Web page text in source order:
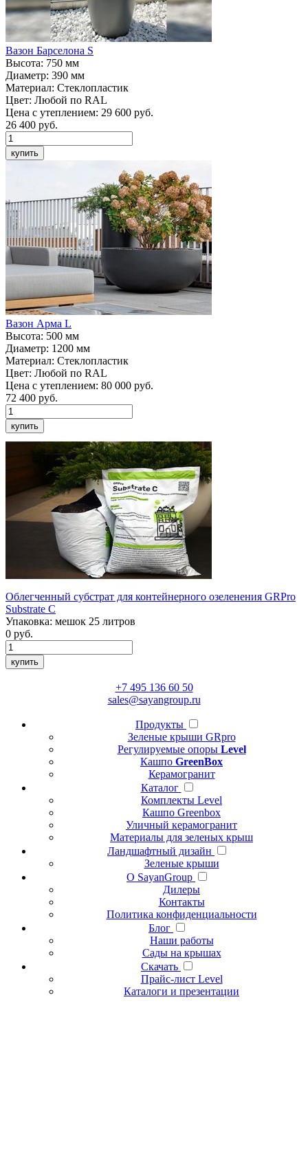
Вазон Барселона S
Высота: 750 мм
Диаметр: 390 мм
Материал: Стеклопластик
Цвет: Любой по RAL
Цена с утеплением: 29 600 руб.
26 400 руб.
купить
Вазон Арма L
Высота: 500 мм
Диаметр: 1200 мм
Материал: Стеклопластик
Цвет: Любой по RAL
Цена с утеплением: 80 000 руб.
72 400 руб.
купить
Облегченный субстрат для контейнерного озеленения GRPro
Substrate C
Упаковка: мешок 25 литров
0 руб.
купить
+7 495 136 60 50
sales@sayangroup.ru
Продукты
Зеленые крыши GRpro
Регулируемые опоры Level
Кашпо GreenBox
Керамогранит
Каталог
Комплекты Level
Кашпо Greenbox
Уличный керамогранит
Материалы для зеленых крыш
Ландшафтный дизайн
Зеленые крыши
О SayanGroup
Дилеры
Контакты
Политика конфиденциальности
Блог
Наши работы
Сады на крышах
Скачать
Прайс-лист Level
Каталоги и презентации